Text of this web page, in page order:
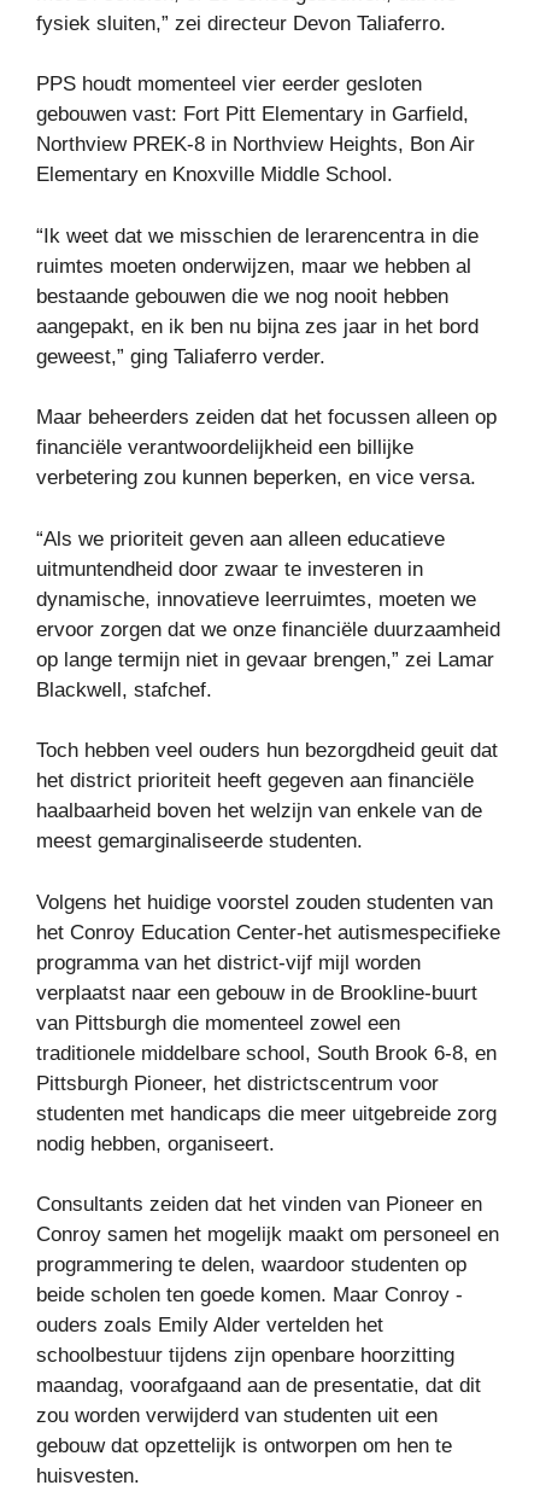
fysiek sluiten,” zei directeur Devon Taliaferro.
PPS houdt momenteel vier eerder gesloten
gebouwen vast: Fort Pitt Elementary in Garfield,
Northview PREK-8 in Northview Heights, Bon Air
Elementary en Knoxville Middle School.
“Ik weet dat we misschien de lerarencentra in die
ruimtes moeten onderwijzen, maar we hebben al
bestaande gebouwen die we nog nooit hebben
aangepakt, en ik ben nu bijna zes jaar in het bord
geweest,” ging Taliaferro verder.
Maar beheerders zeiden dat het focussen alleen op
financiële verantwoordelijkheid een billijke
verbetering zou kunnen beperken, en vice versa.
“Als we prioriteit geven aan alleen educatieve
uitmuntendheid door zwaar te investeren in
dynamische, innovatieve leerruimtes, moeten we
ervoor zorgen dat we onze financiële duurzaamheid
op lange termijn niet in gevaar brengen,” zei Lamar
Blackwell, stafchef.
Toch hebben veel ouders hun bezorgdheid geuit dat
het district prioriteit heeft gegeven aan financiële
haalbaarheid boven het welzijn van enkele van de
meest gemarginaliseerde studenten.
Volgens het huidige voorstel zouden studenten van
het Conroy Education Center-het autismespecifieke
programma van het district-vijf mijl worden
verplaatst naar een gebouw in de Brookline-buurt
van Pittsburgh die momenteel zowel een
traditionele middelbare school, South Brook 6-8, en
Pittsburgh Pioneer, het districtscentrum voor
studenten met handicaps die meer uitgebreide zorg
nodig hebben, organiseert.
Consultants zeiden dat het vinden van Pioneer en
Conroy samen het mogelijk maakt om personeel en
programmering te delen, waardoor studenten op
beide scholen ten goede komen. Maar Conroy -
ouders zoals Emily Alder vertelden het
schoolbestuur tijdens zijn openbare hoorzitting
maandag, voorafgaand aan de presentatie, dat dit
zou worden verwijderd van studenten uit een
gebouw dat opzettelijk is ontworpen om hen te
huisvesten.